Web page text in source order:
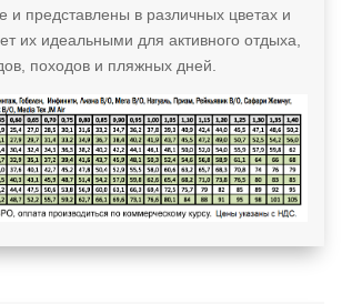
и представлены в различных цветах и
их идеальными для активного отдыха,
походов и пляжных дней.